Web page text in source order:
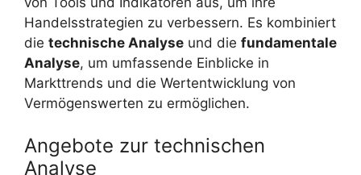
Handelsstrategien zu verbessern. Es kombiniert
die technische Analyse und die fundamentale
Analyse, um umfassende Einblicke in
Markttrends und die Wertentwicklung von
Vermögenswerten zu ermöglichen.
Angebote zur technischen
Analyse